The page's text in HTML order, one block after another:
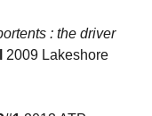
: the driver
2009 Lakeshore